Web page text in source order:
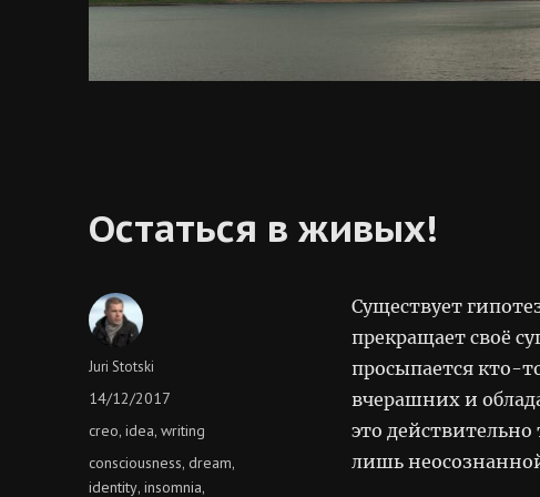
Остаться в живых!
Существует
прекращает своё
просыпается кто-
вчерашних и
это действительно
лишь
Author
Juri Stotski
Posted
14/12/2017
Categories
creo,idea,writing
Tags
consciousness,dream,
identity,insomnia,